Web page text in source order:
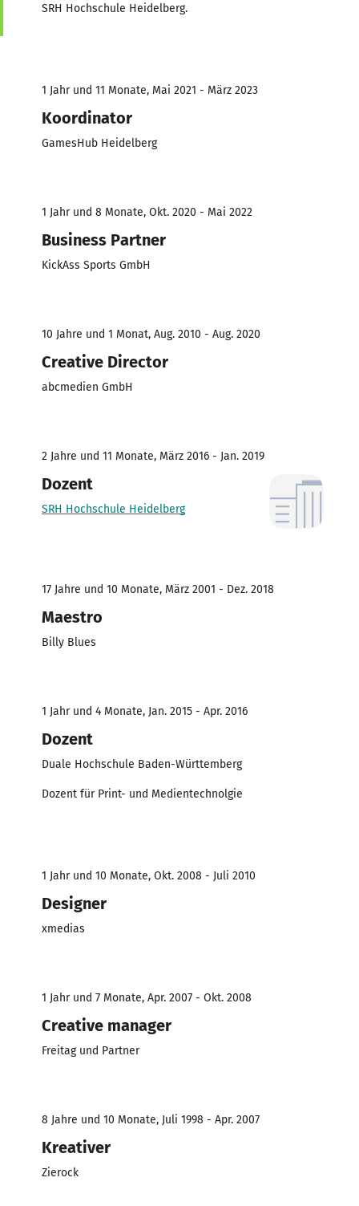
SRH Hochschule Heidelberg.
1 Jahr und 11 Monate, Mai 2021 - März 2023
Koordinator
GamesHub Heidelberg
1 Jahr und 8 Monate, Okt. 2020 - Mai 2022
Business Partner
KickAss Sports GmbH
10 Jahre und 1 Monat, Aug. 2010 - Aug. 2020
Creative Director
abcmedien GmbH
2 Jahre und 11 Monate, März 2016 - Jan. 2019
Dozent
SRH Hochschule Heidelberg
17 Jahre und 10 Monate, März 2001 - Dez. 2018
Maestro
Billy Blues
1 Jahr und 4 Monate, Jan. 2015 - Apr. 2016
Dozent
Duale Hochschule Baden-Württemberg
Dozent für Print- und Medientechnolgie
1 Jahr und 10 Monate, Okt. 2008 - Juli 2010
Designer
xmedias
1 Jahr und 7 Monate, Apr. 2007 - Okt. 2008
Creative manager
Freitag und Partner
8 Jahre und 10 Monate, Juli 1998 - Apr. 2007
Kreativer
Zierock